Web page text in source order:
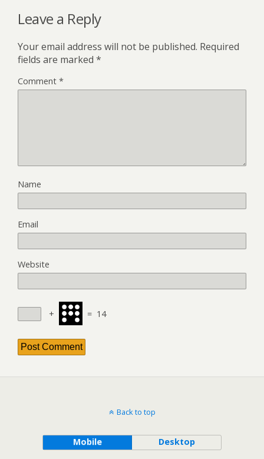
Leave a Reply
Your email address will not be published. Required
fields are marked *
Comment *
Name
Email
Website
+ = 14
Back to top
Mobile Desktop